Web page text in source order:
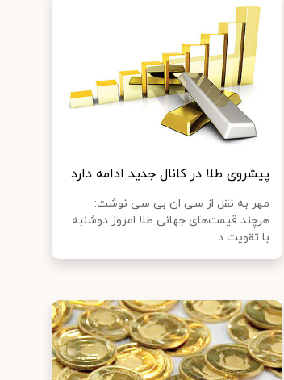
پیشروی طلا در کانال جدید ادامه دارد
مهر به نقل از سی ان بی سی نوشت:
هرچند قیمت‌های جهانی طلا امروز دوشنبه
با تقویت د...